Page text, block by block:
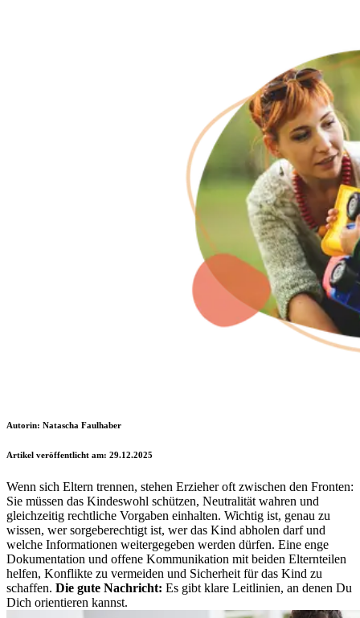
Autorin: Natascha Faulhaber
Artikel veröffentlicht am: 29.12.2025
Wenn sich Eltern trennen, stehen Erzieher oft zwischen den Fronten:
Sie müssen das Kindeswohl schützen, Neutralität wahren und
gleichzeitig rechtliche Vorgaben einhalten. Wichtig ist, genau zu
wissen, wer sorgeberechtigt ist, wer das Kind abholen darf und
welche Informationen weitergegeben werden dürfen. Eine enge
Dokumentation und offene Kommunikation mit beiden Elternteilen
helfen, Konflikte zu vermeiden und Sicherheit für das Kind zu
schaffen. Die gute Nachricht: Es gibt klare Leitlinien, an denen Du
Dich orientieren kannst.